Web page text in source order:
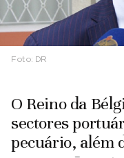
Foto: DR
O Reino da
sectores
pecuário, além